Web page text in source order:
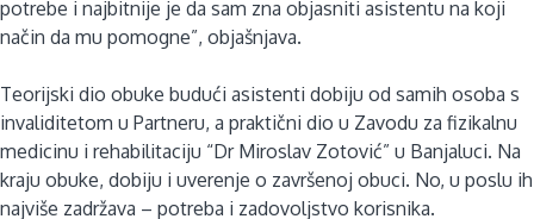
potrebe i najbitnije je da sam zna objasniti asistentu na koji
način da mu pomogne”, objašnjava.
Teorijski dio obuke budući asistenti dobiju od samih osoba s
invaliditetom u Partneru, a praktični dio u Zavodu za fizikalnu
medicinu i rehabilitaciju “Dr Miroslav Zotović” u Banjaluci. Na
kraju obuke, dobiju i uverenje o završenoj obuci. No, u poslu ih
najviše zadržava – potreba i zadovoljstvo korisnika.